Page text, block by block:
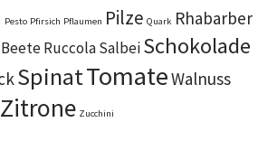
Pesto Pfirsich Pflaumen Pilze Quark Rhabarber
RuccolaSalbeiSchokolade
SpinatTomateWalnuss
Zitrone Zucchini